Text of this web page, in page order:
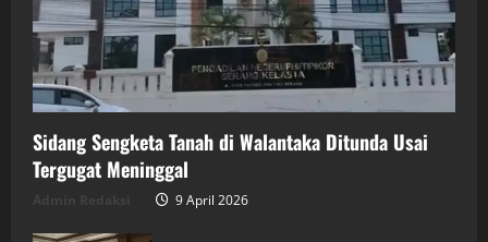
Sidang Sengketa Tanah di Walantaka Ditunda Usai
Tergugat Meninggal
9 April 2026